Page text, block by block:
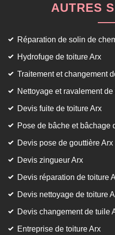
AUTRES
Réparation de solin de
Hydrofuge de toiture Arx
Traitement et changement
Nettoyage et ravalement
Devis fuite de toiture Arx
Pose de bâche et bâchage
Devis pose de gouttière Arx
Devis zingueur Arx
Devis réparation de toiture
Devis nettoyage de toiture
Devis changement de tuile
Entreprise de toiture Arx